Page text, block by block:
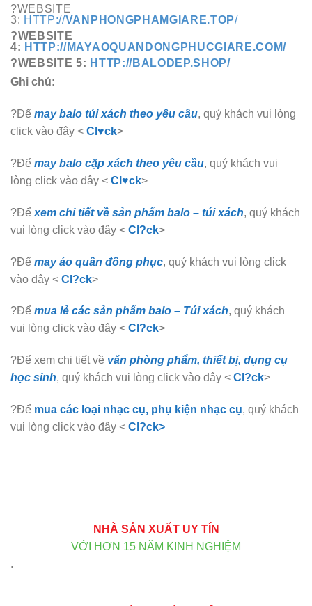
?WEBSITE
3: HTTP://VANPHONGPHAMGIARE.TOP/
?WEBSITE
4: HTTP://MAYAOQUANDONGPHUCGIARE.COM/
?WEBSITE 5: HTTP://BALODEP.SHOP/
Ghi chú:
?Để may balo túi xách theo yêu cầu, quý khách vui lòng
click vào đây < Cl♥ck>
?Để may balo cặp xách theo yêu cầu, quý khách vui
lòng click vào đây < Cl♥ck>
?Để xem chi tiết về sản phẩm balo – túi xách, quý khách
vui lòng click vào đây < Cl?ck>
?Để may áo quần đồng phục, quý khách vui lòng click
vào đây < Cl?ck>
?Để mua lẻ các sản phẩm balo – Túi xách, quý khách
vui lòng click vào đây < Cl?ck>
?Để xem chi tiết về văn phòng phẩm, thiết bị, dụng cụ
học sinh, quý khách vui lòng click vào đây < Cl?ck>
?Để mua các loại nhạc cụ, phụ kiện nhạc cụ, quý khách
vui lòng click vào đây < Cl?ck>
NHÀ SẢN XUẤT UY TÍN
VỚI HƠN 15 NĂM KINH NGHIỆM
.